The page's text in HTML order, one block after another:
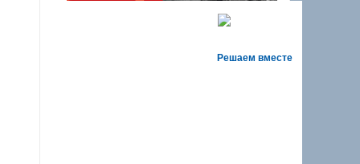
Решаем вместе